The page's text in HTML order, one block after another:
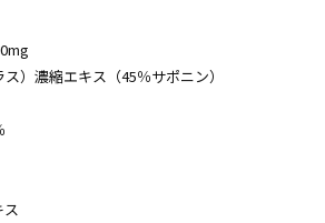
）濃縮エキス（45％サポニン）
ス